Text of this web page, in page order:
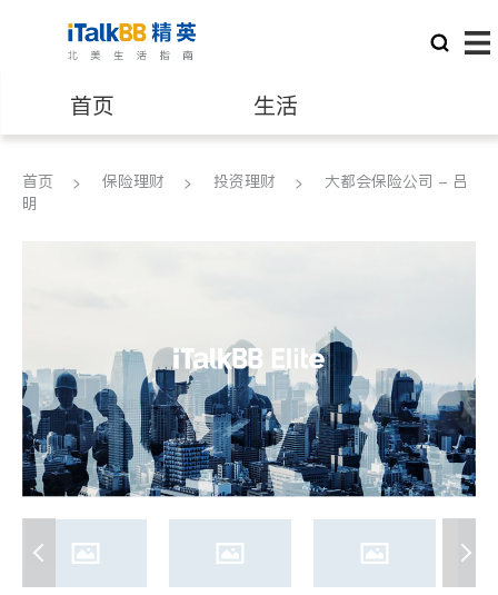
首页 生活
医生 律师
养老 非盈利组织
首页 保险理财 投资理财
大都会保险公司 - 吕
明